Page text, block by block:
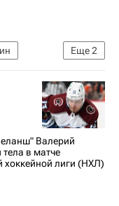
Еще2
Валерий
в матче
хоккейной лиги (НХЛ)